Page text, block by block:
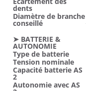
dents
Diamètre de branche
conseillé
➤ BATTERIE &
AUTONOMIE
Type de batterie
Tension nominale
Capacité batterie AS
2
Autonomie avec AS